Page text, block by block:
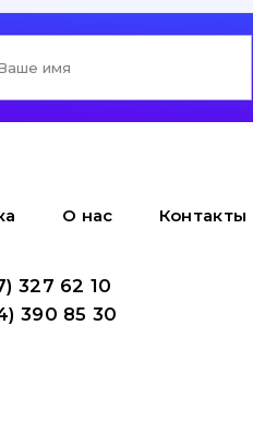
О нас Контакты
327 62 10
390 85 30